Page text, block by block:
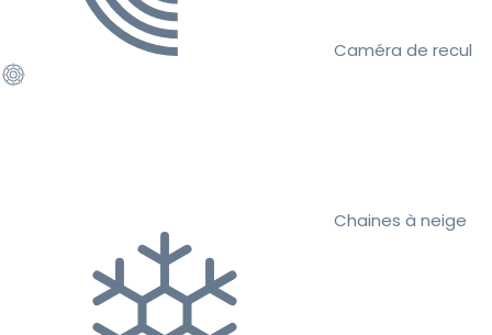
Caméra de recul
Chaines à neige